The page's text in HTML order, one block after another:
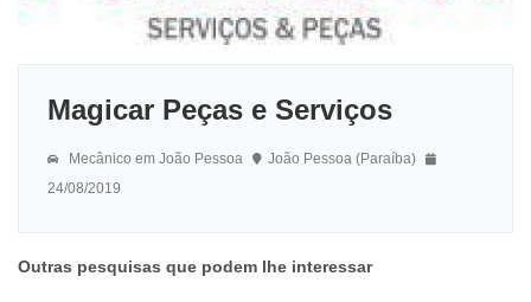
Magicar Peças e Serviços
Mecânico em João Pessoa
João Pessoa (Paraíba)
24/08/2019
Outras pesquisas que podem lhe interessar